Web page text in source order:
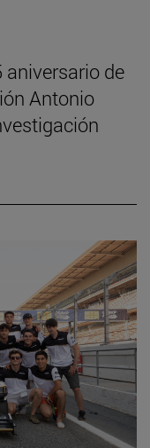
aniversario de
Antonio